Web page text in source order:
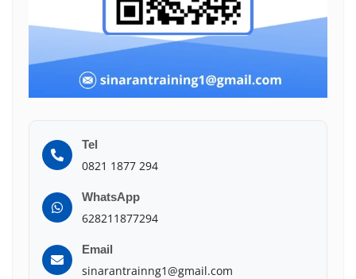
Tel
0821 1877 294
WhatsApp
628211877294
Email
sinarantrainng1@gmail.com